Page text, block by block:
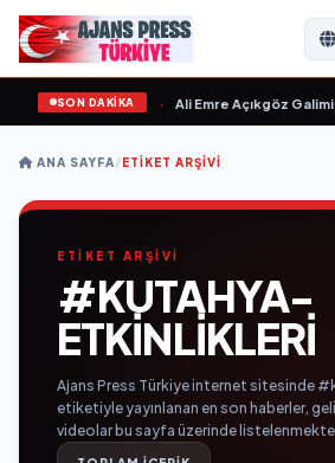
SON DAKİKA
“ yayımlandı Ali Emre Açıkgöz
ANA SAYFA/ETIKET ARŞIVI
ETİKET ARŞİVİ
#KUTAHYA-
ETKINLIKLERI
Ajans Press Türkiye internet sitesinde
etiketiyle yayınlanan en son haberler,
videolar bu sayfa üzerinde